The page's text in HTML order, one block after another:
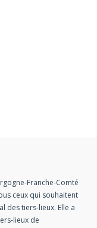
Franche-Comté
ceux qui souhaitent
des tiers-lieux. Elle a
lieux de